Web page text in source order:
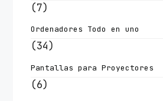
(7)
Ordenadores Todo en uno
(34)
Pantallas para Proyectores
(6)